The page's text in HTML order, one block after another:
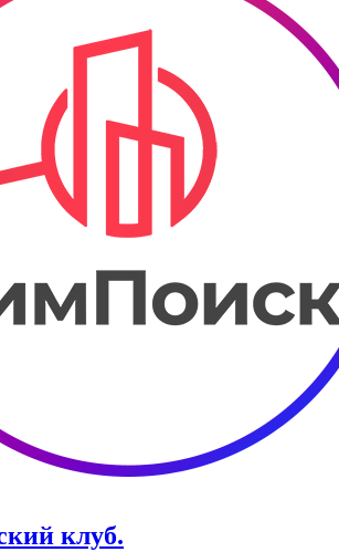
клуб.